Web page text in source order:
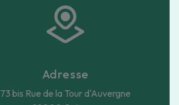
Adresse
73 bis Rue de la Tour d'Auvergne